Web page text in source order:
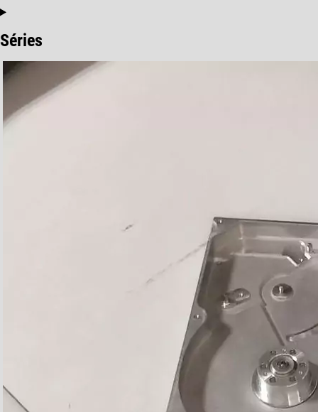
Séries